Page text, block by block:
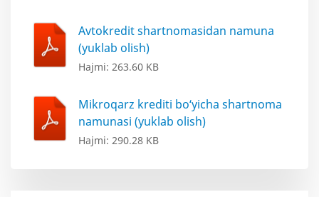
Avtokredit shartnomasidan namuna
(yuklab olish)
Hajmi: 263.60 KB
Mikroqarz krediti bo‘yicha shartnoma
namunasi (yuklab olish)
Hajmi: 290.28 KB